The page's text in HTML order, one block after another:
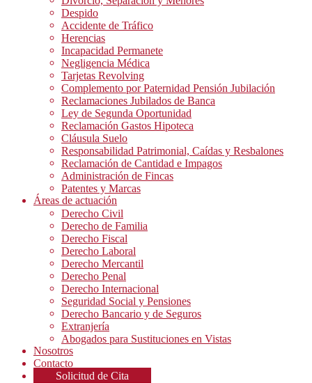
Despido
Accidente de Tráfico
Herencias
Incapacidad Permanete
Negligencia Médica
Tarjetas Revolving
Complemento por Paternidad Pensión Jubilación
Reclamaciones Jubilados de Banca
Ley de Segunda Oportunidad
Reclamación Gastos Hipoteca
Cláusula Suelo
Responsabilidad Patrimonial, Caídas y Resbalones
Reclamación de Cantidad e Impagos
Administración de Fincas
Patentes y Marcas
Áreas de actuación
Derecho Civil
Derecho de Familia
Derecho Fiscal
Derecho Laboral
Derecho Mercantil
Derecho Penal
Derecho Internacional
Seguridad Social y Pensiones
Derecho Bancario y de Seguros
Extranjería
Abogados para Sustituciones en Vistas
Nosotros
Contacto
Solicitud de Cita